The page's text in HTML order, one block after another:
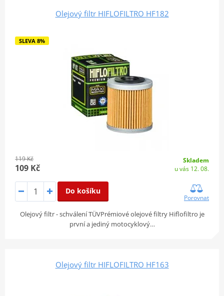
Olejový filtr HIFLOFILTRO HF182
SLEVA 8%
119 Kč
109 Kč
Skladem
u vás 12. 08.
Do košíku
Porovnat
Olejový filtr - schválení TÜVPrémiové olejové filtry Hiflofiltro je
první a jediný motocyklový…
Olejový filtr HIFLOFILTRO HF163